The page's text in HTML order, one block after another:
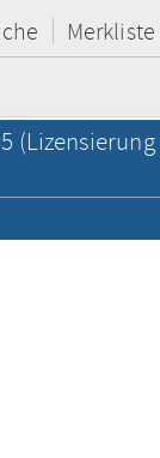
Merkliste